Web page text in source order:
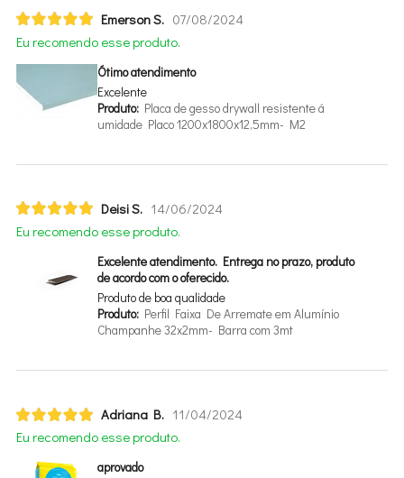
Emerson S. 07/08/2024
Eu recomendo esse produto.
Ótimo atendimento
Excelente
Produto:Placa de gesso drywall resistente
umidade Placo 1200x1800x12,5mm- M2
Deisi S. 14/06/2024
Eu recomendo esse produto.
Excelente atendimento. Entrega no prazo, produto
de acordo com o oferecido.
Produto de boa qualidade
Produto:Perfil Faixa De Arremate em Alumínio
Champanhe 32x2mm- Barra com 3mt
Adriana B. 11/04/2024
Eu recomendo esse produto.
aprovado